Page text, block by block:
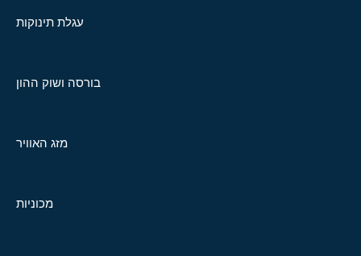
עגלת תינוקות
בורסה ושוק ההון
מזג האוויר
מכוניות